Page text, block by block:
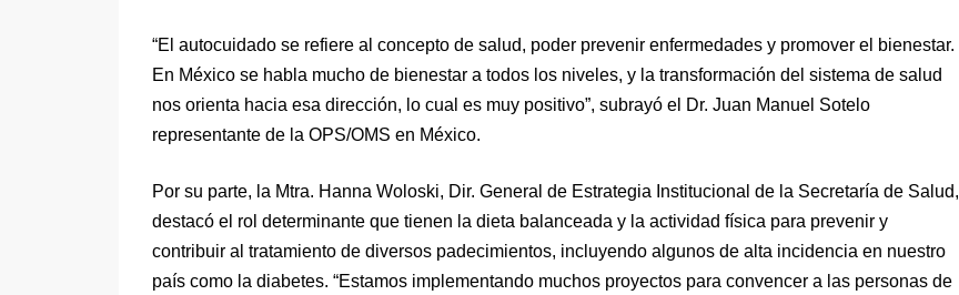
“El autocuidado se refiere al concepto de salud, poder prevenir enfermedades y promover el bienestar.
En México se habla mucho de bienestar a todos los niveles, y la transformación del sistema de salud
nos orienta hacia esa dirección, lo cual es muy positivo”, subrayó el Dr. Juan Manuel Sotelo
representante de la OPS/OMS en México.
Por su parte, la Mtra. Hanna Woloski, Dir. General de Estrategia Institucional de la Secretaría de Salud,
destacó el rol determinante que tienen la dieta balanceada y la actividad física para prevenir y
contribuir al tratamiento de diversos padecimientos, incluyendo algunos de alta incidencia en nuestro
país como la diabetes. “Estamos implementando muchos proyectos para convencer a las personas de